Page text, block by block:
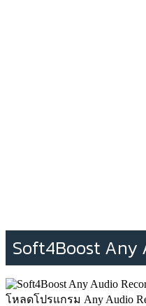
Soft4Boost Any
โหลดโปรแกรม Any Audio